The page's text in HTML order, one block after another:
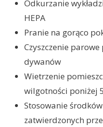
Odkurzanie
HEPA
Pranie na gorąco
Czyszczenie
dywanów
Wietrzenie
wilgotności poniżej
Stosowanie
zatwierdzonych